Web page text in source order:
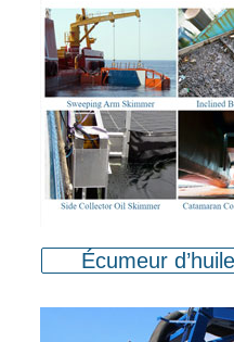
Écumeur